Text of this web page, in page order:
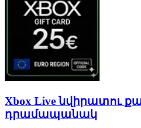
Xbox Live նվիրատու
դրամապանակ